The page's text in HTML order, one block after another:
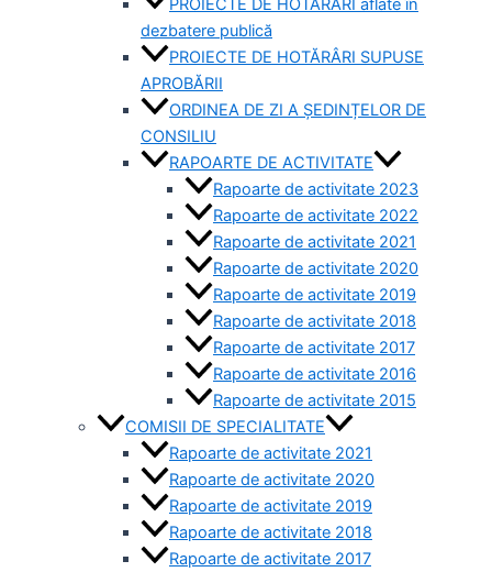
dezbatere publică
PROIECTE DE HOTĂRÂRI SUPUSE
APROBĂRII
ORDINEA DE ZI A ȘEDINȚELOR DE
CONSILIU
RAPOARTE DE ACTIVITATE
Rapoarte de activitate 2023
Rapoarte de activitate 2022
Rapoarte de activitate 2021
Rapoarte de activitate 2020
Rapoarte de activitate 2019
Rapoarte de activitate 2018
Rapoarte de activitate 2017
Rapoarte de activitate 2016
Rapoarte de activitate 2015
COMISII DE SPECIALITATE
Rapoarte de activitate 2021
Rapoarte de activitate 2020
Rapoarte de activitate 2019
Rapoarte de activitate 2018
Rapoarte de activitate 2017